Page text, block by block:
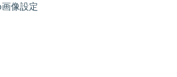
像設定